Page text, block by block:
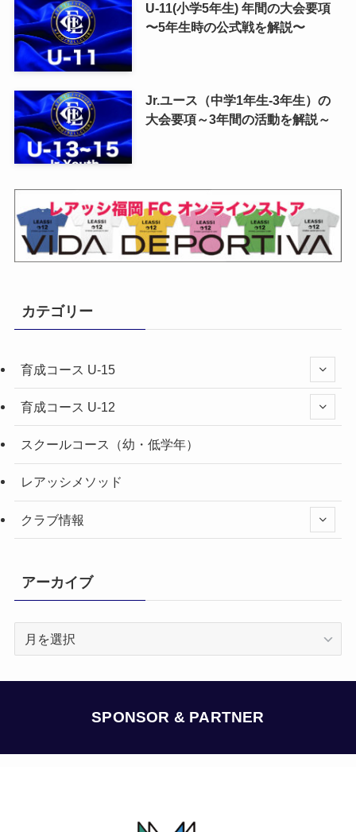
U-11(小学5年生) 年間の大会要項
〜5年生時の公式戦を解説〜
Jr.ユース（中学1年生-3年生）の
大会要項～3年間の活動を解説～
カテゴリー
育成コース U-15
育成コース U-12
スクールコース（幼・低学年）
レアッシメソッド
クラブ情報
アーカイブ
SPONSOR & PARTNER